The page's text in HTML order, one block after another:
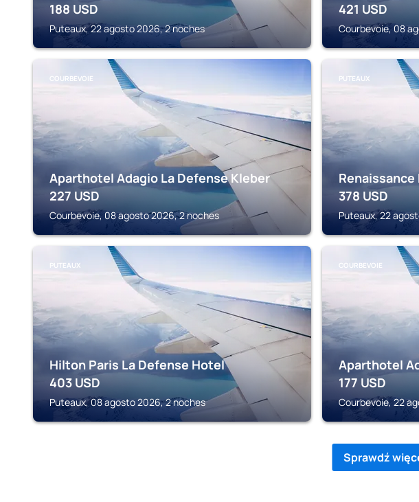
188 USD
Puteaux, 22 agosto 2026, 2 noches
421 USD
Courbevoie, 08
COURBEVOIE
Aparthotel Adagio La Defense Kleber
227 USD
Courbevoie, 08 agosto 2026, 2 noches
PUTEAUX
378 USD
Puteaux, 22
PUTEAUX
Hilton Paris La Defense Hotel
403 USD
Puteaux, 08 agosto 2026, 2 noches
COURBEVOIE
Aparthotel
177 USD
Courbevoie, 22
Sprawdź